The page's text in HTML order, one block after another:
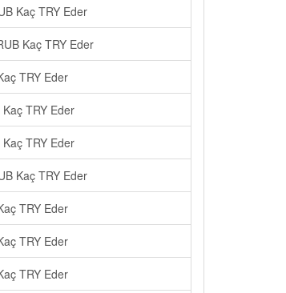
Kaç TRY Eder
Kaç TRY Eder
TRY Eder
TRY Eder
TRY Eder
Kaç TRY Eder
TRY Eder
TRY Eder
TRY Eder